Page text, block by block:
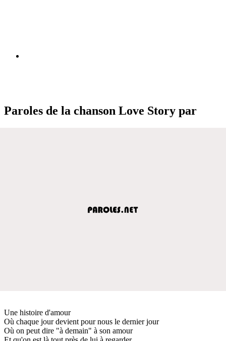
Paroles de la chanson Love Story par
Une histoire d'amour
Où chaque jour devient pour nous le dernier jour
Où on peut dire "à demain" à son amour